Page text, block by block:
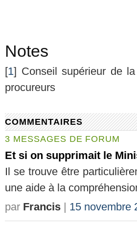
Notes
[1] Conseil supérieur de
procureurs
COMMENTAIRES
3 MESSAGES DE FORUM
Et si on supprimait le
Il se trouve être
une aide à la
par Francis | 15 novembre